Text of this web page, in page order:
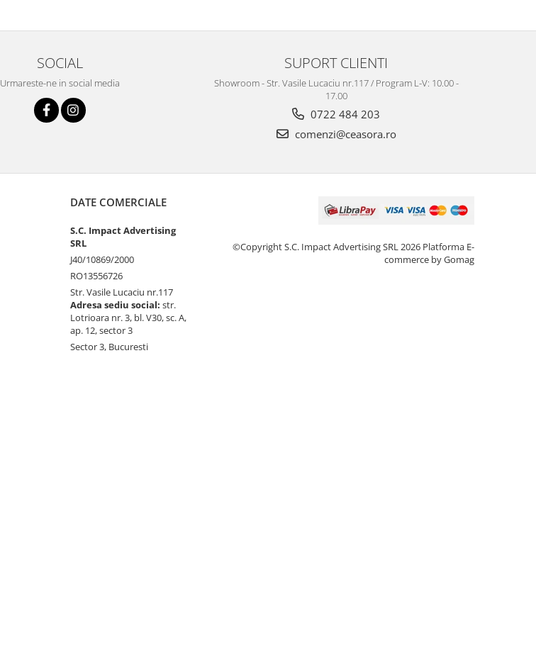
SOCIAL
Urmareste-ne in social media
SUPORT CLIENTI
Showroom - Str. Vasile Lucaciu nr.117 / Program L-V: 10.00 -
17.00
0722 484 203
comenzi@ceasora.ro
DATE COMERCIALE
S.C. Impact Advertising
SRL
J40/10869/2000
RO13556726
Str. Vasile Lucaciu nr.117
Adresa sediu social: str.
Lotrioara nr. 3, bl. V30, sc. A,
ap. 12, sector 3
Sector 3, Bucuresti
©Copyright S.C. Impact Advertising SRL 2026 Platforma E-
commerce by Gomag